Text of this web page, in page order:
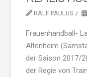
RALF PAULUS
Frauenhandball-
Altenheim
der Saison 2017/
der Regie von